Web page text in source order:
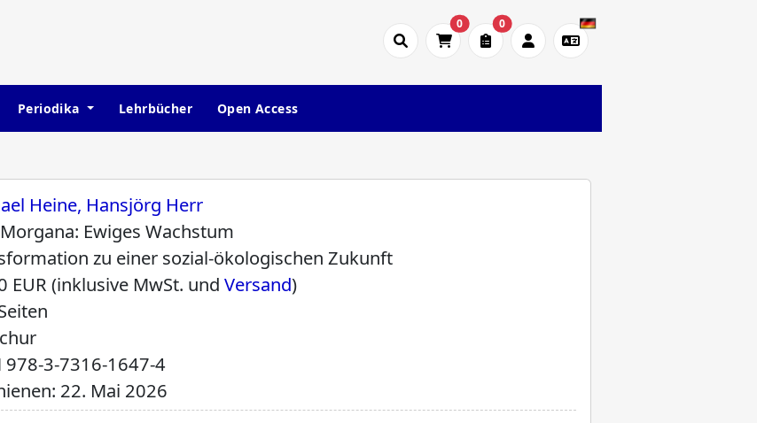
0 0
Periodika Lehrbücher
Open Access
Heine, Hansjörg Herr
Ewiges Wachstum
zu einer sozial-ökologischen Zukunft
EUR (inklusive MwSt. undVersand)
978-3-7316-1647-4
22. Mai 2026